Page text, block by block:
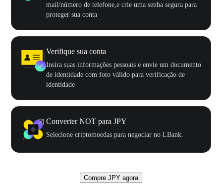
mail/número de telefone,e crie uma senha segura para
proteger sua conta
Verifique sua conta
Insira suas informações pessoais e envie um documento
de identidade com foto válido para verificação de
identidade
Converter NOT para JPY
Selecione criptomoedas para negociar no LBank.
Compre JPY agora